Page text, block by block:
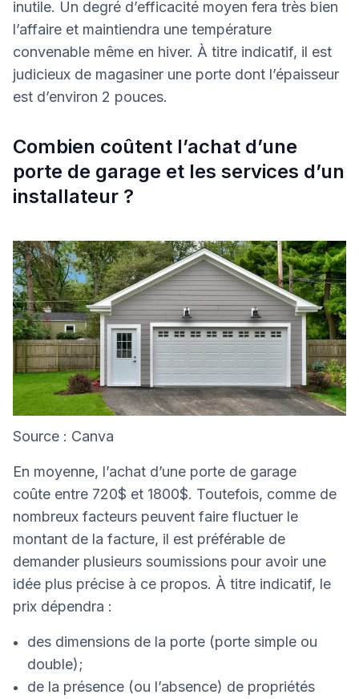
inutile. Un degré d’efficacité moyen fera très bien
l’affaire et maintiendra une température
convenable même en hiver. À titre indicatif, il est
judicieux de magasiner une porte dont l’épaisseur
est d’environ 2 pouces.
Combien coûtent l’achat d’une
porte de garage et les services d’un
installateur ?
Source : Canva
En moyenne, l’achat d’une porte de garage
coûte entre 720$ et 1800$. Toutefois, comme de
nombreux facteurs peuvent faire fluctuer le
montant de la facture, il est préférable de
demander plusieurs soumissions pour avoir une
idée plus précise à ce propos. À titre indicatif, le
prix dépendra :
des dimensions de la porte (porte simple ou
double);
de la présence (ou l’absence) de propriétés